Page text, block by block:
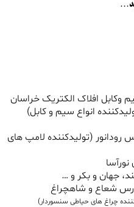
وکابل افلاک الکتریک خراسان
انواع سیم و کابل)
رودانور (تولیدکننده لامپ های
جهان و بکر و …
شعاع و شاهچراغ
چراغ های حیاطی سنسوردار)